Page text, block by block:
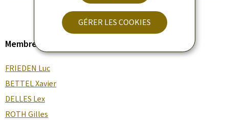
GÉRER LES COOKIES
Membre du gouvernement
FRIEDEN Luc
BETTEL Xavier
DELLES Lex
ROTH Gilles